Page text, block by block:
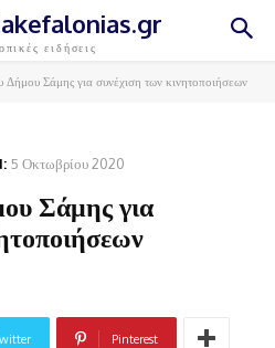
ειδήσεις
Σάμης για συνέχιση των κινητοποιήσεων
5 Οκτωβρίου 2020
Σάμης για
Pinterest